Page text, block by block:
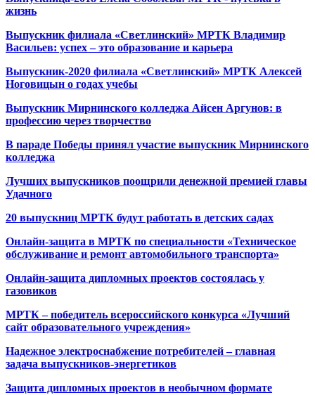
жизнь
Выпускник филиала «Светлинский» МРТК Владимир
Васильев: успех – это образование и карьера
Выпускник-2020 филиала «Светлинский» МРТК Алексей
Ноговицын о годах учебы
Выпускник Мирнинского колледжа Айсен Аргунов: в
профессию через творчество
В параде Победы принял участие выпускник Мирнинского
колледжа
Лучших выпускников поощрили денежной премией главы
Удачного
20 выпускниц МРТК будут работать в детских садах
Онлайн-защита в МРТК по специальности «Техническое
обслуживание и ремонт автомобильного транспорта»
Онлайн-защита дипломных проектов состоялась у
газовиков
МРТК – победитель всероссийского конкурса «Лучший
сайт образовательного учреждения»
Надежное электроснабжение потребителей – главная
задача выпускников-энергетиков
Защита дипломных проектов в необычном формате